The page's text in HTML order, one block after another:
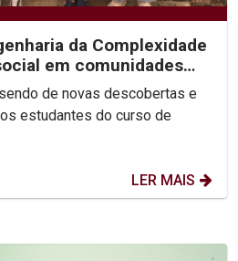
da Complexidade
em comunidades
de novas descobertas e
estudantes do curso de
LER MAIS